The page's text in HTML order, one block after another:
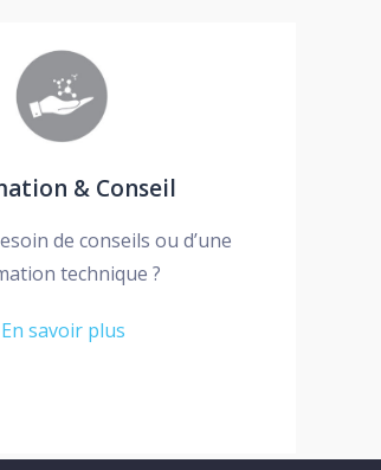
& Conseil
de conseils ou d’une
technique ?
En savoir plus